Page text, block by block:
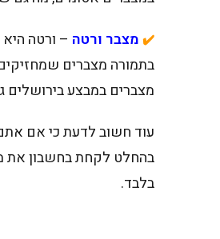
✔️ מצבר ורטה – ורטה
מצברים במבצע
עוד חשוב לדעת כי אם אתם
בלבד.